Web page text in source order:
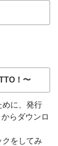
！〜
めに、発行
らダウンロ
をしてみ